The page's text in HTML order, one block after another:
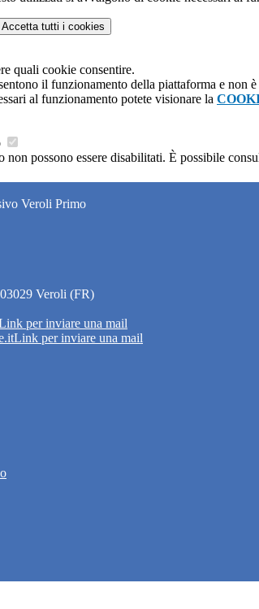
Accetta tutti i cookies
quali cookie consentire.
il funzionamento della piattaforma e non
al funzionamento potete visionare la
possono essere disabilitati. È possibile
Veroli Primo
Veroli (FR)
per inviare una mail
Link per inviare una mail